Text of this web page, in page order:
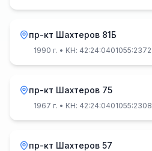
пр-кт Шахтеров 81Б
1990 г. • КН: 42:24:0401055:2372
пр-кт Шахтеров 75
1967 г. • КН: 42:24:0401055:2308
пр-кт Шахтеров 57